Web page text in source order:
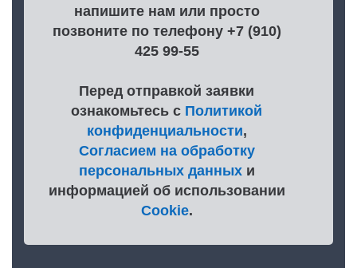
напишите нам или просто
позвоните по телефону +7 (910)
425 99-55
Перед отправкой заявки
ознакомьтесь с Политикой
конфиденциальности,
Согласием на обработку
персональных данныхи
информацией об использовании
Cookie.